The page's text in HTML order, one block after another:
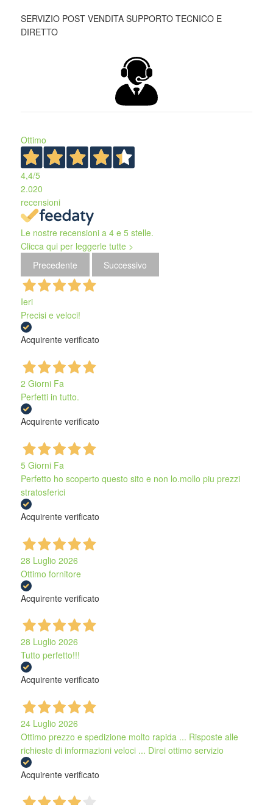
SERVIZIO POST VENDITA SUPPORTO TECNICO E
DIRETTO
Ottimo
4,4/5
2.020
recensioni
Le nostre recensioni a 4 e 5 stelle.
Clicca qui per leggerle tutte >
Precedente
Successivo
Ieri
Precisi e veloci!
Acquirente verificato
2 Giorni Fa
Perfetti in tutto.
Acquirente verificato
5 Giorni Fa
Perfetto ho scoperto questo sito e non lo.mollo piu prezzi
stratosferici
Acquirente verificato
28 Luglio 2026
Ottimo fornitore
Acquirente verificato
28 Luglio 2026
Tutto perfetto!!!
Acquirente verificato
24 Luglio 2026
Ottimo prezzo e spedizione molto rapida ... Risposte alle
richieste di informazioni veloci ... Direi ottimo servizio
Acquirente verificato